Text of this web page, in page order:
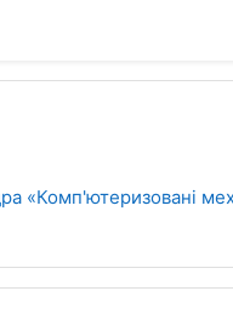
«Комп'ютеризовані